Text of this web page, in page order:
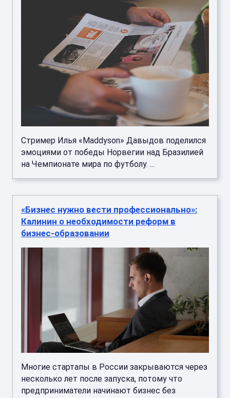
Стример Илья «Maddyson» Давыдов поделился
эмоциями от победы Норвегии над Бразилией
на Чемпионате мира по футболу. ...
«Бизнес нужно вести профессионально»:
Калинин о необходимости реформ в
бизнес-образовании
Многие стартапы в России закрываются через
несколько лет после запуска, потому что
предприниматели начинают бизнес без